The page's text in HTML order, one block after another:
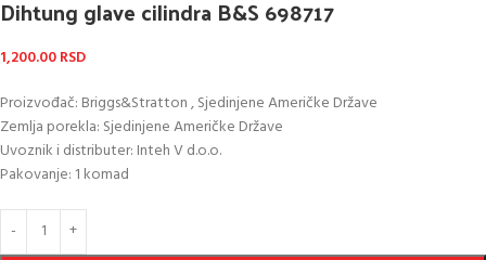
Dihtung glave cilindra B&S 698717
1,200.00RSD
Proizvođač: Briggs&Stratton , Sjedinjene Američke Države
Zemlja porekla: Sjedinjene Američke Države
Uvoznik i distributer: Inteh V d.o.o.
Pakovanje: 1 komad